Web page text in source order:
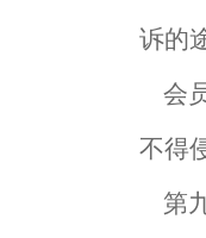
诉的
会
不得
第